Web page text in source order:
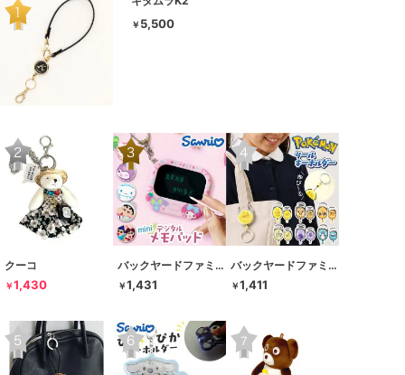
￥ 5,500
クーコ
￥1,430
バックヤードファミリー
￥1,431
バックヤードファミリー
￥1,411